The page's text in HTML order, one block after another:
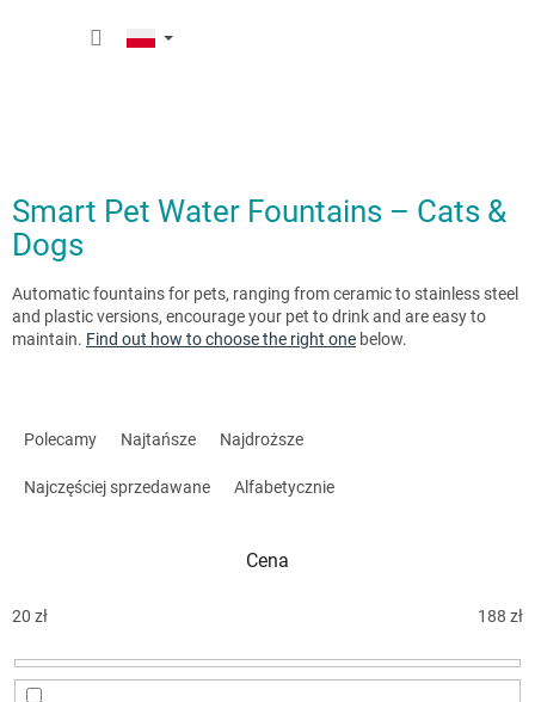
Smart Pet Water Fountains – Cats &
Dogs
Automatic fountains for pets, ranging from ceramic to stainless steel
and plastic versions, encourage your pet to drink and are easy to
maintain. Find out how to choose the right one below.
i
p
Polecamy Najtańsze Najdroższe
Najczęściej sprzedawane Alfabetycznie
Cena
20 zł 188 zł